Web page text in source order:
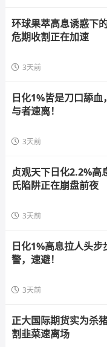
环球果萃高息诱惑下
危期收割正在加速
3天前
日化1%皆是刀口舔
与者速离！
3天前
贞观天下日化2.2%高
氏陷阱正在崩盘前夜
3天前
日化1%高息拉人头
警，速避！
3天前
正大国际期货实为杀
割韭菜速离场